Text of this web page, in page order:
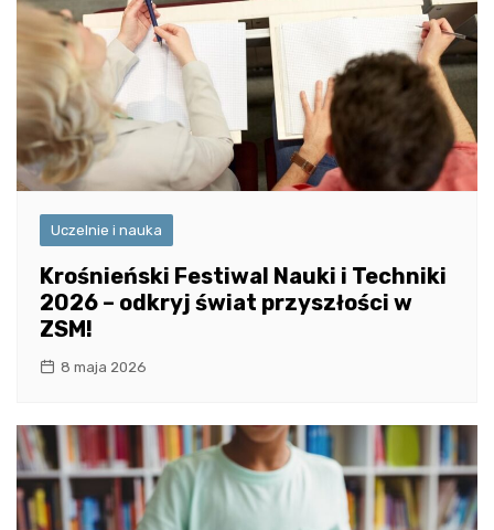
Uczelnie i nauka
Krośnieński Festiwal Nauki i Techniki
2026 – odkryj świat przyszłości w
ZSM!
8 maja 2026